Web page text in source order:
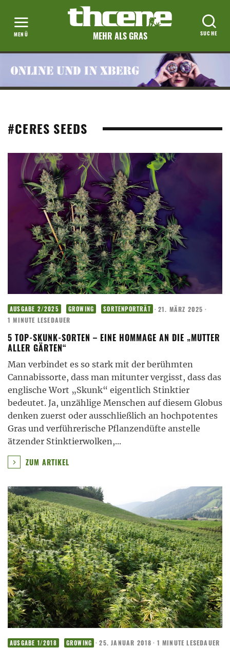
MEHR ALS GRAS
#CERES SEEDS
AUSGABE 2/2025 GROWING SORTENPORTRÄT · 21. MÄRZ 2025 ·
1 MINUTE LESEDAUER
5 TOP-SKUNK-SORTEN – EINE HOMMAGE AN DIE „MUTTER
ALLER GÄRTEN“
Man verbindet es so stark mit der berühmten
Cannabissorte, dass man mitunter vergisst, dass das
englische Wort „Skunk“ eigentlich Stinktier
bedeutet. Ja, unzählige Menschen auf diesem Globus
denken zuerst oder ausschließlich an hochpotentes
Gras und verführerische Pflanzendüfte anstelle
ätzender Stinktierwolken,...
ZUM ARTIKEL
AUSGABE 1/2018 GROWING · 25. JANUAR 2018 · 1 MINUTE LESEDAUER